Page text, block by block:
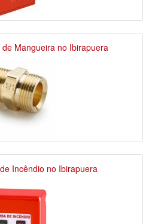
Mangueira no Ibirapuera
Incêndio no Ibirapuera